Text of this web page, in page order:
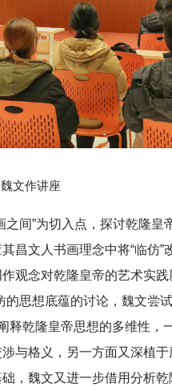
魏文作讲座
间”为切入点，探讨乾隆皇
昌文人书画理念中将“临仿”
观念对乾隆皇帝的艺术实践
思想底蕴的讨论， 魏文尝
释乾隆皇帝思想的多维性，
与格义，另一方面又深植
，魏文又进一步借用分析